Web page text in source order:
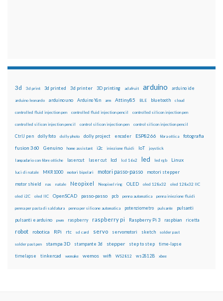
3d 3d print 3d printed 3d printer 3D printing adafruit arduino arduino ide
arduino leonardo arduino uno Arduino Yún arm Attiny85 BLE bluetooth cloud
controlled fluid injection pen controlled fluid injection pencil controlled silicon injection pen
controlled silicon injection pencil control silicon injection pen control silicon injection pencil
CtrlJ pen dolly foto dolly photo dolly project encoder ESP8266 fibra ottica fotografia
fusion 360 Genuino home assistant i2c iniezione fluidi IoT joystick
lampadario con fibre ottiche lasercut laser cut lcd lcd 16x2 led led rgb Linux
luci di natale MKR1000 motori bipolari motori passo-passo motori stepper
motor shield nas natale Neopixel Neopixel ring OLED oled 128x32 oled 128x32 IIC
oled i2C oled IIC OpenSCAD passo-passo pcb penna automatica penna iniezione fluidi
penna per pasta di saldatura penna per silicone automatica potenziometro pulsante pulsanti
pulsanti e arduino pwm raspberry raspberry pi Raspberry Pi 3 raspbian ricetta
robot robotica RPi rtc sd card servo servomotori sketch solder past
solder past pen stampa 3D stampante 3d stepper step to step time-lapse
timelapse tinkercad wemake wemos wifi WS2812 ws2812B xbee